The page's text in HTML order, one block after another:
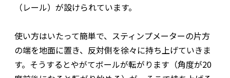
（レール）が設けられています。
使い方はいたって簡単で、スティンプメーターの片方
の端を地面に置き、反対側を徐々に持ち上げていきま
す。そうするとやがてボールが転がります（角度が20